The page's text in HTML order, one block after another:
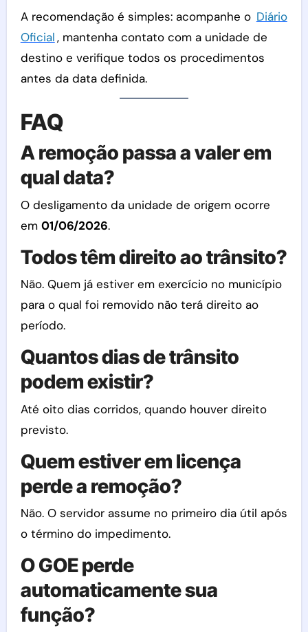
A recomendação é simples: acompanhe o Diário
Oficial, mantenha contato com a unidade de
destino e verifique todos os procedimentos
antes da data definida.
FAQ
A remoção passa a valer em
qual data?
O desligamento da unidade de origem ocorre
em 01/06/2026.
Todos têm direito ao trânsito?
Não. Quem já estiver em exercício no município
para o qual foi removido não terá direito ao
período.
Quantos dias de trânsito
podem existir?
Até oito dias corridos, quando houver direito
previsto.
Quem estiver em licença
perde a remoção?
Não. O servidor assume no primeiro dia útil após
o término do impedimento.
O GOE perde
automaticamente sua
função?